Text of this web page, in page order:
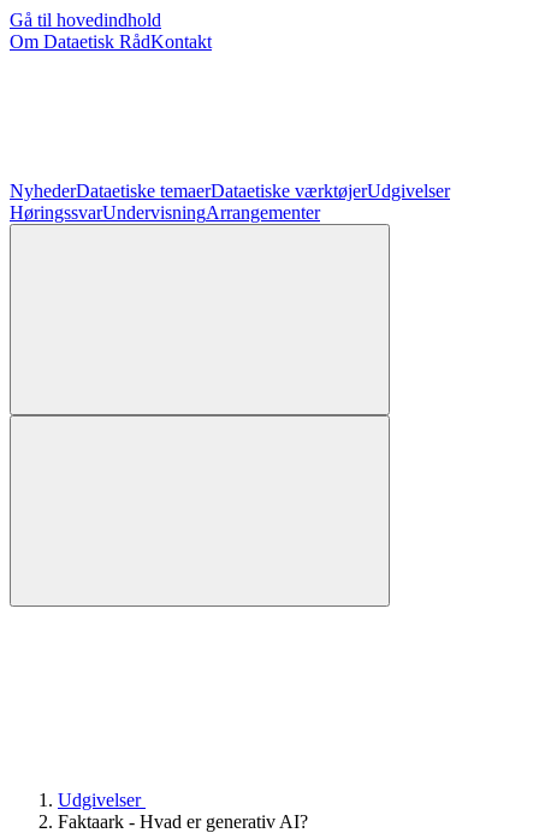
Gå til hovedindhold
Om Dataetisk RådKontakt
NyhederDataetiske temaerDataetiske værktøjerUdgivelser
HøringssvarUndervisningArrangementer
Udgivelser
Faktaark - Hvad er generativ AI?